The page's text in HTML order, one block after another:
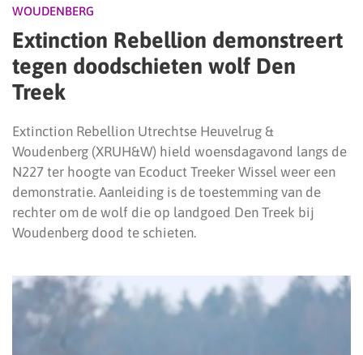
WOUDENBERG
Extinction Rebellion demonstreert
tegen doodschieten wolf Den
Treek
Extinction Rebellion Utrechtse Heuvelrug &
Woudenberg (XRUH&W) hield woensdagavond langs de
N227 ter hoogte van Ecoduct Treeker Wissel weer een
demonstratie. Aanleiding is de toestemming van de
rechter om de wolf die op landgoed Den Treek bij
Woudenberg dood te schieten.